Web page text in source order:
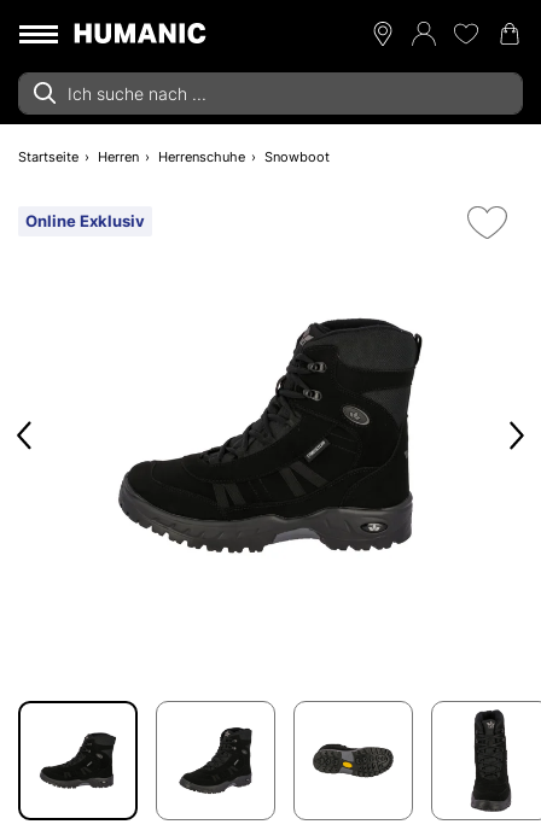
Startseite Herren Herrenschuhe Snowboot
Online Exklusiv